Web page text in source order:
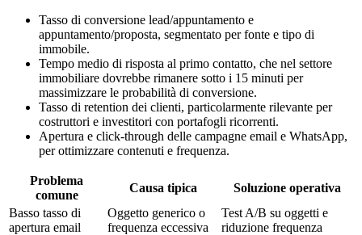
Tasso di conversione lead/appuntamento e
appuntamento/proposta, segmentato per fonte e tipo di
immobile.
Tempo medio di risposta al primo contatto, che nel settore
immobiliare dovrebbe rimanere sotto i 15 minuti per
massimizzare le probabilità di conversione.
Tasso di retention dei clienti, particolarmente rilevante per
costruttori e investitori con portafogli ricorrenti.
Apertura e click-through delle campagne email e WhatsApp,
per ottimizzare contenuti e frequenza.
Problema
comune
Causa tipica
Soluzione operativa
Basso tasso di
apertura email
Oggetto generico o
frequenza eccessiva
Test A/B su oggetti e
riduzione frequenza